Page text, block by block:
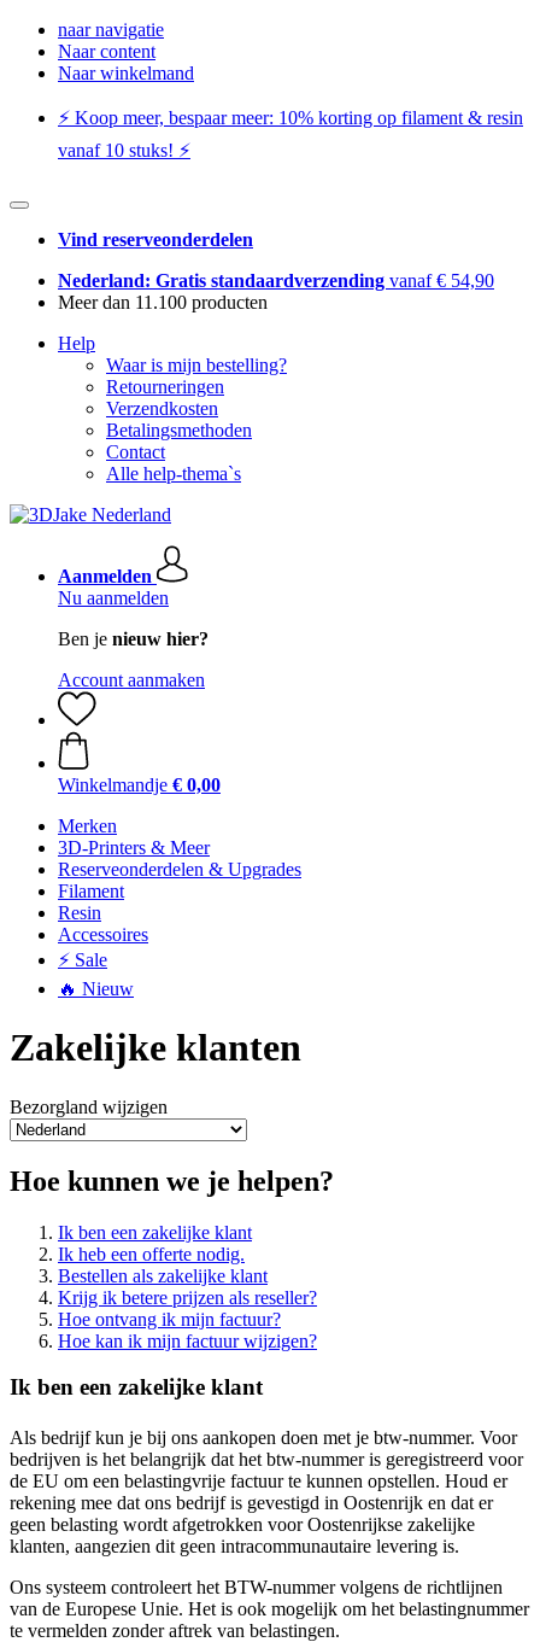
naar navigatie
Naar content
Naar winkelmand
⚡️ Koop meer, bespaar meer: ​​10% korting op filament & resin
vanaf 10 stuks! ⚡️
Vind reserveonderdelen
Nederland: Gratis standaardverzending vanaf € 54,90
Meer dan 11.100 producten
Help
Waar is mijn bestelling?
Retourneringen
Verzendkosten
Betalingsmethoden
Contact
Alle help-thema`s
Aanmelden
Nu aanmelden
Ben je nieuw hier?
Account aanmaken
Winkelmandje € 0,00
Merken
3D-Printers & Meer
Reserveonderdelen & Upgrades
Filament
Resin
Accessoires
⚡ Sale
🔥 Nieuw
Zakelijke klanten
Bezorgland wijzigen
Hoe kunnen we je helpen?
Ik ben een zakelijke klant
Ik heb een offerte nodig.
Bestellen als zakelijke klant
Krijg ik betere prijzen als reseller?
Hoe ontvang ik mijn factuur?
Hoe kan ik mijn factuur wijzigen?
Ik ben een zakelijke klant
Als bedrijf kun je bij ons aankopen doen met je btw-nummer. Voor
bedrijven is het belangrijk dat het btw-nummer is geregistreerd voor
de EU om een belastingvrije factuur te kunnen opstellen. Houd er
rekening mee dat ons bedrijf is gevestigd in Oostenrijk en dat er
geen belasting wordt afgetrokken voor Oostenrijkse zakelijke
klanten, aangezien dit geen intracommunautaire levering is.
Ons systeem controleert het BTW-nummer volgens de richtlijnen
van de Europese Unie. Het is ook mogelijk om het belastingnummer
te vermelden zonder aftrek van belastingen.